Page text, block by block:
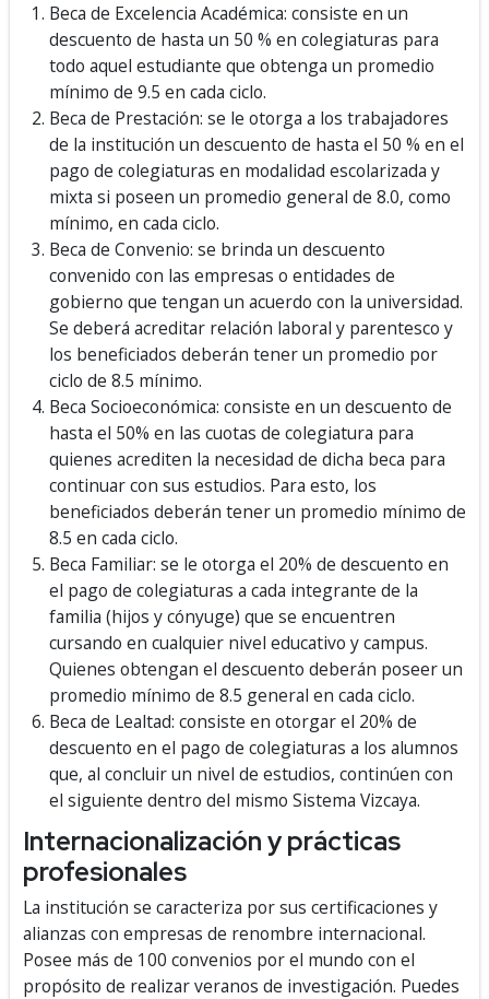
Beca de Excelencia Académica: consiste en un
descuento de hasta un 50 % en colegiaturas para
todo aquel estudiante que obtenga un promedio
mínimo de 9.5 en cada ciclo.
Beca de Prestación: se le otorga a los trabajadores
de la institución un descuento de hasta el 50 % en el
pago de colegiaturas en modalidad escolarizada y
mixta si poseen un promedio general de 8.0, como
mínimo, en cada ciclo.
Beca de Convenio: se brinda un descuento
convenido con las empresas o entidades de
gobierno que tengan un acuerdo con la universidad.
Se deberá acreditar relación laboral y parentesco y
los beneficiados deberán tener un promedio por
ciclo de 8.5 mínimo.
Beca Socioeconómica: consiste en un descuento de
hasta el 50% en las cuotas de colegiatura para
quienes acrediten la necesidad de dicha beca para
continuar con sus estudios. Para esto, los
beneficiados deberán tener un promedio mínimo de
8.5 en cada ciclo.
Beca Familiar: se le otorga el 20% de descuento en
el pago de colegiaturas a cada integrante de la
familia (hijos y cónyuge) que se encuentren
cursando en cualquier nivel educativo y campus.
Quienes obtengan el descuento deberán poseer un
promedio mínimo de 8.5 general en cada ciclo.
Beca de Lealtad: consiste en otorgar el 20% de
descuento en el pago de colegiaturas a los alumnos
que, al concluir un nivel de estudios, continúen con
el siguiente dentro del mismo Sistema Vizcaya.
Internacionalización y prácticas
profesionales
La institución se caracteriza por sus certificaciones y
alianzas con empresas de renombre internacional.
Posee más de 100 convenios por el mundo con el
propósito de realizar veranos de investigación. Puedes